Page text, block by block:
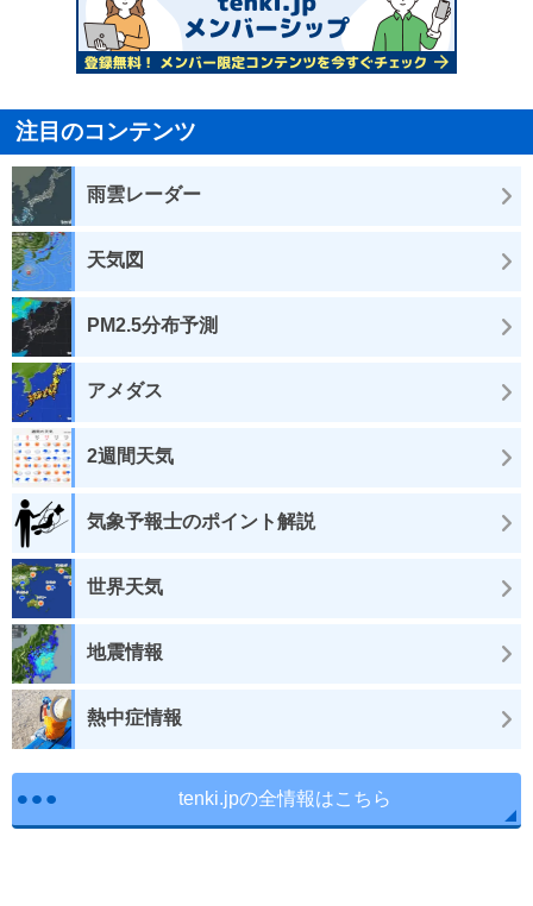
注目のコンテンツ
雨雲レーダー
天気図
PM2.5分布予測
アメダス
2週間天気
気象予報士のポイント解説
世界天気
地震情報
熱中症情報
tenki.jpの全情報はこちら